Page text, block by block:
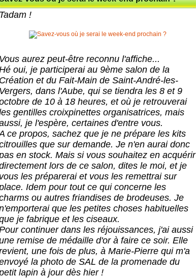
Tadam !
Vous aurez peut-être reconnu l'affiche...
oui, je participerai au 9ème salon de la
Création et du Fait-Main de Saint-André-les-
Vergers, dans l'Aube, qui se tiendra les 8 et 9
de 10 à 18 heures, et où je retrouverai
gentilles croixpinettes organisatrices, mais
je l'espère, certaines d'entre vous.
ce propos, sachez que je ne prépare les kits
que sur demande. Je n'en aurai donc
en stock. Mais si vous souhaitez en acquérir
lors de ce salon, dites le moi, et je
vous les préparerai et vous les remettrai sur
Idem pour tout ce qui concerne les
ou autres friandises de brodeuses. Je
que les petites choses habituelles
je fabrique et les ciseaux.
continuer dans les réjouissances, j'ai aussi
remise de médaille d'or à faire ce soir. Elle
une fois de plus, à Marie-Pierre qui m'a
la photo de SAL de la promenade du
lapin à jour dès hier !